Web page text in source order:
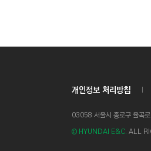
개인정보 처리방침
03058 서울시 종로구 율곡
© HYUNDAI E&C. ALL